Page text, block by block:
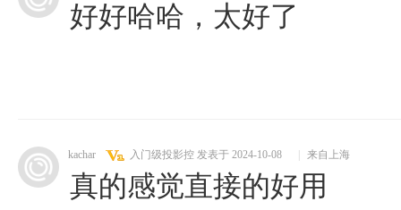
好好哈哈，太好了
kachar 入门级投影控 发表于 2024-10-08 来自上海
真的感觉直接的好用